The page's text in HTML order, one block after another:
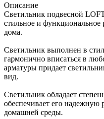
Описание
Светильник подвесной
стильное и
дома.
Светильник выполнен в
гармонично вписаться в
арматуры придает
вид.
Светильник обладает
обеспечивает его надежную
домашней среды.